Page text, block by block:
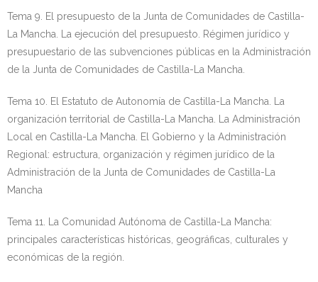
Tema 9. El presupuesto de la Junta de Comunidades de Castilla-
La Mancha. La ejecución del presupuesto. Régimen jurídico y
presupuestario de las subvenciones públicas en la Administración
de la Junta de Comunidades de Castilla-La Mancha.
Tema 10. El Estatuto de Autonomía de Castilla-La Mancha. La
organización territorial de Castilla-La Mancha. La Administración
Local en Castilla-La Mancha. El Gobierno y la Administración
Regional: estructura, organización y régimen jurídico de la
Administración de la Junta de Comunidades de Castilla-La
Mancha
Tema 11. La Comunidad Autónoma de Castilla-La Mancha:
principales características históricas, geográficas, culturales y
económicas de la región.